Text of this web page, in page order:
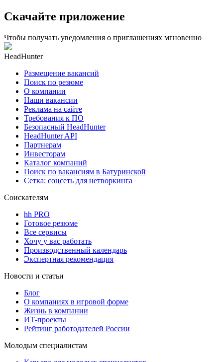
Скачайте приложение
Чтобы получать уведомления о приглашениях мгновенно
HeadHunter
Размещение вакансий
Поиск по резюме
О компании
Наши вакансии
Реклама на сайте
Требования к ПО
Безопасный HeadHunter
HeadHunter API
Партнерам
Инвесторам
Каталог компаний
Поиск по вакансиям в Батуринской
Сетка: соцсеть для нетворкинга
Соискателям
hh PRO
Готовое резюме
Все сервисы
Хочу у вас работать
Производственный календарь
Экспертная рекомендация
Новости и статьи
Блог
О компаниях в игровой форме
Жизнь в компании
ИТ-проекты
Рейтинг работодателей России
Молодым специалистам